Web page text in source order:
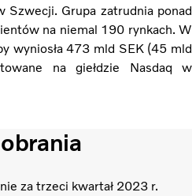
Szwecji. Grupa zatrudnia ponad
na niemal 190 rynkach. W
wyniosła 473 mld SEK (45 mld
na giełdzie Nasdaq w
za trzeci kwartał 2023 r.